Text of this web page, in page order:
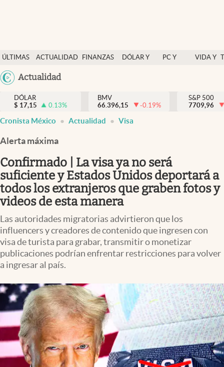
ÚLTIMAS
NOTICIAS
ACTUALIDAD
FINANZAS
DÓLAR Y
PC Y
VIDA Y
México
Actualidad
Actualidad
Finanzas y economía
Dólar y mercados
Pc y celular
Vida y estilo
Clima
Espiritualidad
Mediakit
abre en nueva pestaña
México
DÓLAR
$ 17,15 0.13%
BMV
66.396,15
-0.19%
S&P 500
7709,96
Cronista México Actualidad Visa
Alerta máxima
Confirmado | La visa ya no será
suficiente y Estados Unidos deportará a
todos los extranjeros que graben fotos y
videos de esta manera
Las autoridades migratorias advirtieron que los
influencers y creadores de contenido que ingresen con
visa de turista para grabar, transmitir o monetizar
publicaciones podrían enfrentar restricciones para volver
a ingresar al país.